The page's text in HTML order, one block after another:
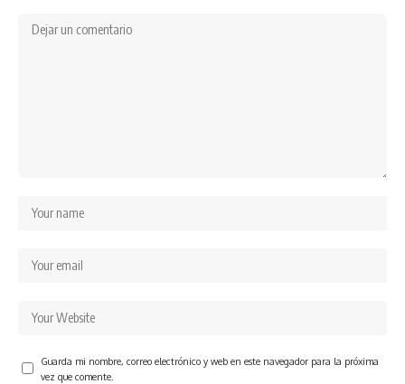
Guarda mi nombre, correo electrónico y web en este navegador para la próxima
vez que comente.